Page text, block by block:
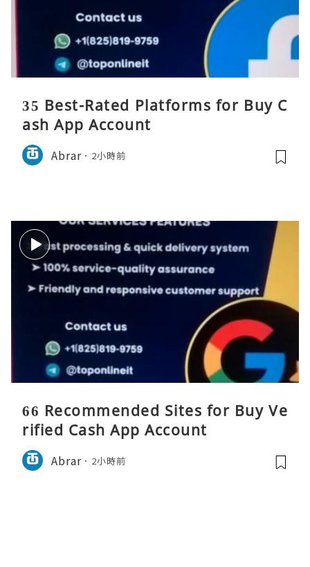
35 Best-Rated Platforms for Buy C
ash App Account
Abrar 2小時前
66 Recommended Sites for Buy Ve
rified Cash App Account
Abrar 2小時前